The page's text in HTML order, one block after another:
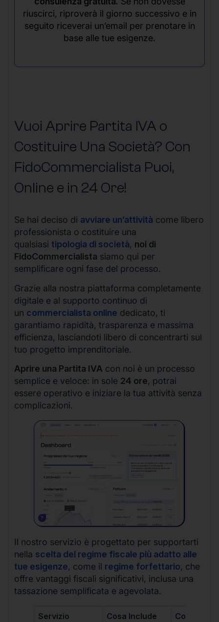
riuscirci, riproverà il giorno successivo e in
seguito riceverai un’email per prenotare in
base alle tue esigenze.
Vuoi Aprire Partita IVA o
Costituire Una Società? Con
FidoCommercialista Puoi,
Online e in 24 Ore!
Se hai deciso di avviare un’attività come libero
professionista o costituire una
qualsiasi tipologia di società, noi di
FidoCommercialista siamo qui per
semplificare ogni fase del processo.
Grazie alla nostra piattaforma completamente
digitale e al supporto continuo di
un commercialista online dedicato, ti
garantiamo rapidità, trasparenza e massima
efficienza, lasciandoti libero di concentrarti sul
tuo progetto imprenditoriale.
Aprire una Partita IVA con noi è un processo
semplice e veloce: in sole 24 ore, potrai
essere operativo e iniziare la tua attività senza
complicazioni.
Il nostro servizio è progettato per supportarti
nella scelta del regime fiscale più adatto alle
tue esigenze, come il regime forfettario, che
offre vantaggi fiscali significativi, inclusa una
tassazione semplificata e agevolata.
Servizio Cosa Include Costo